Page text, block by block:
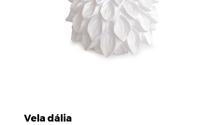
Vela dália